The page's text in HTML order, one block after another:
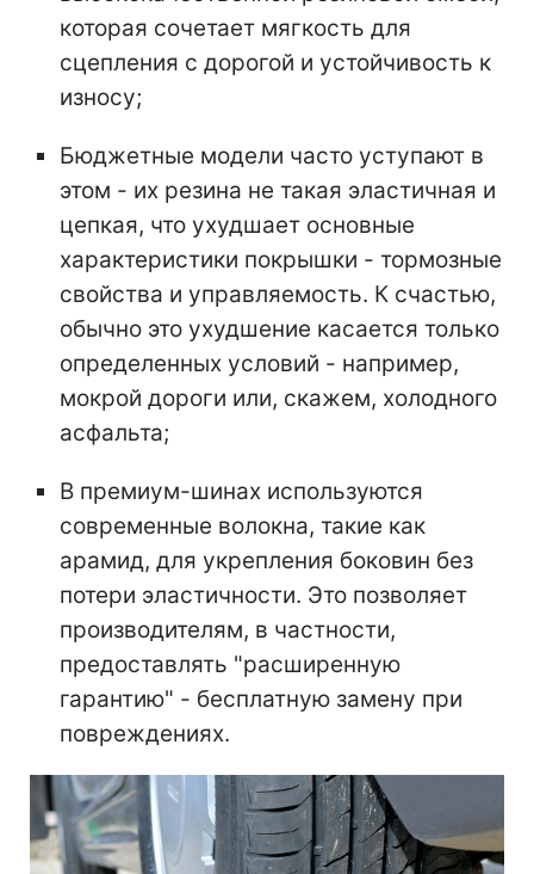
которая сочетает мягкость для
сцепления с дорогой и устойчивость к
износу;
Бюджетные модели часто уступают в
этом - их резина не такая эластичная и
цепкая, что ухудшает основные
характеристики покрышки - тормозные
свойства и управляемость. К счастью,
обычно это ухудшение касается только
определенных условий - например,
мокрой дороги или, скажем, холодного
асфальта;
В премиум-шинах используются
современные волокна, такие как
арамид, для укрепления боковин без
потери эластичности. Это позволяет
производителям, в частности,
предоставлять "расширенную
гарантию" - бесплатную замену при
повреждениях.